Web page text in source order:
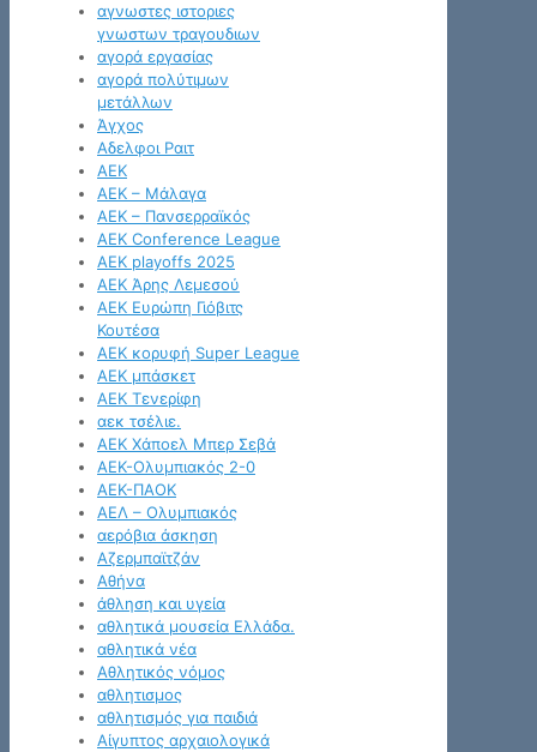
αγνωστες ιστοριες
γνωστων τραγουδιων
αγορά εργασίας
αγορά πολύτιμων
μετάλλων
Άγχος
Αδελφοι Ραιτ
ΑΕΚ
ΑΕΚ – Μάλαγα
ΑΕΚ – Πανσερραϊκός
ΑΕΚ Conference League
ΑΕΚ playoffs 2025
ΑΕΚ Άρης Λεμεσού
ΑΕΚ Ευρώπη Γιόβιτς
Κουτέσα
ΑΕΚ κορυφή Super League
ΑΕΚ μπάσκετ
ΑΕΚ Τενερίφη
αεκ τσέλιε.
ΑΕΚ Χάποελ Μπερ Σεβά
ΑΕΚ-Ολυμπιακός 2-0
ΑΕΚ-ΠΑΟΚ
ΑΕΛ – Ολυμπιακός
αερόβια άσκηση
Αζερμπαϊτζάν
Αθήνα
άθληση και υγεία
αθλητικά μουσεία Ελλάδα.
αθλητικά νέα
Αθλητικός νόμος
αθλητισμος
αθλητισμός για παιδιά
Αίγυπτος αρχαιολογικά